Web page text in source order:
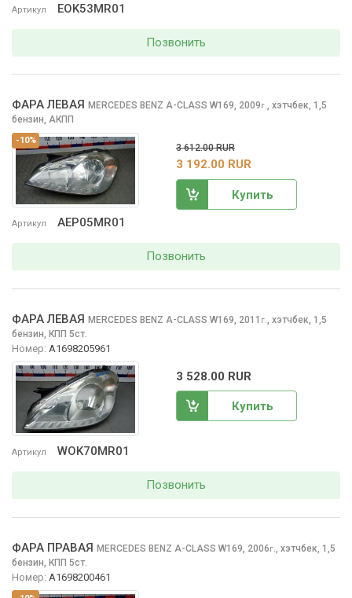
Артикул EOK53MR01
Позвонить
-10%
Артикул AEP05MR01
ФАРА ЛЕВАЯ MERCEDES BENZ A-CLASS W169, 2009г., хэтчбек, 1,5
бензин, АКПП
3 612.00 RUR
3 192.00 RUR
Купить
Позвонить
Артикул WOK70MR01
ФАРА ЛЕВАЯ MERCEDES BENZ A-CLASS W169, 2011 г.
хэтчбек, 1,5
бензин, КПП 5ст.
Номер: A1698205961
3 528.00 RUR
Купить
Позвонить
ФАРА ПРАВАЯ MERCEDES BENZ A-CLASS W169, 2006г.
хэтчбек, 1,5
бензин, КПП 5ст.
Номер: A1698200461